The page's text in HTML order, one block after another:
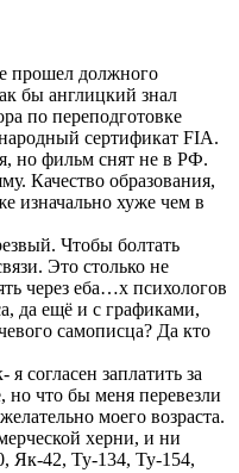
прошел должного
бы англицкий знал
по переподготовке
сертификат FIA.
но фильм снят не в РФ.
Качество образования,
изначально хуже чем в
Чтобы болтать
Это столько не
через еба…х психологов
да ещё и с графиками,
самописца? Да кто
я согласен заплатить за
но что бы меня перевезли
моего возраста.
херни, и ни
Як-42, Ту-134, Ту-154,